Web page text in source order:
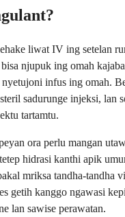
liwat IV ing setelan
njupuk ing omah
infus ing omah.
sadurunge injeksi, lan
tartamtu.
ora perlu mangan
hidrasi kanthi apik
mriksa tandha-tandha
getih kanggo ngawasi
lan sawise perawatan.